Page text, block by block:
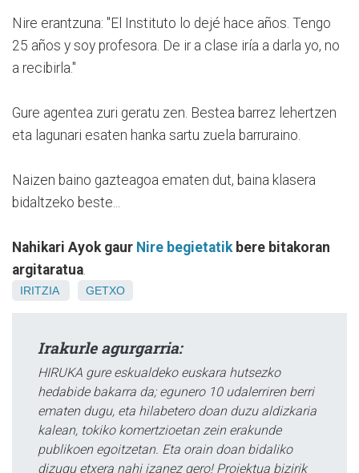
Nire erantzuna: "El Instituto lo dejé hace años. Tengo
25 años y soy profesora. De ir a clase iría a darla yo, no
a recibirla."
Gure agentea zuri geratu zen. Bestea barrez lehertzen
eta lagunari esaten hanka sartu zuela barruraino.
Naizen baino gazteagoa ematen dut, baina klasera
bidaltzeko beste...
Nahikari Ayok gaur Nire begietatik bere bitakoran
argitaratua
IRITZIA GETXO
Irakurle agurgarria:
HIRUKA gure eskualdeko euskara hutsezko
hedabide bakarra da; egunero 10 udalerriren berri
ematen dugu, eta hilabetero doan duzu aldizkaria
kalean, tokiko komertzioetan zein erakunde
publikoen egoitzetan. Eta orain doan bidaliko
dizugu etxera nahi izanez gero! Proiektua bizirik